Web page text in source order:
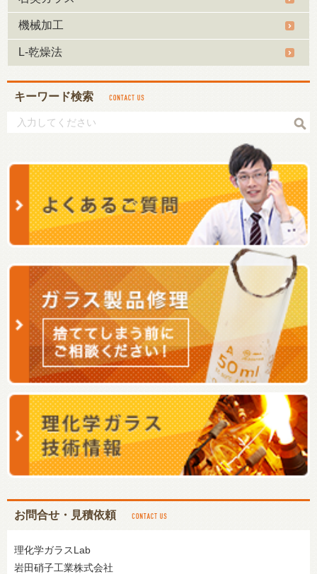
機械加工
L-乾燥法
キーワード検索
お問合せ・見積依頼
理化学ガラスLab
岩田硝子工業株式会社